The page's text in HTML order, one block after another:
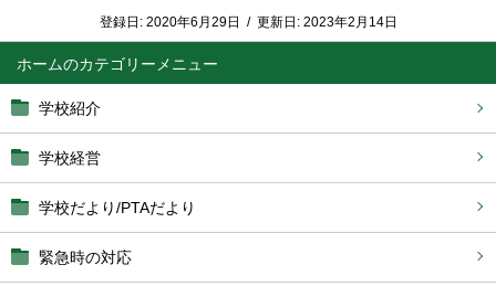
ホーム
学校紹介
学校経営
学校だより/PTAだより
緊急時の対応
登録日: 2020年6月29日 / 更新日: 2023年2月14日